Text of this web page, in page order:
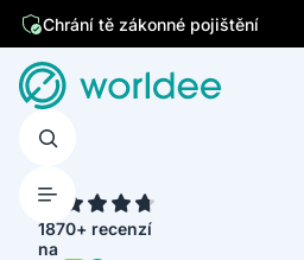
Chrání tě zákonné pojištění
1870+ recenzí
na